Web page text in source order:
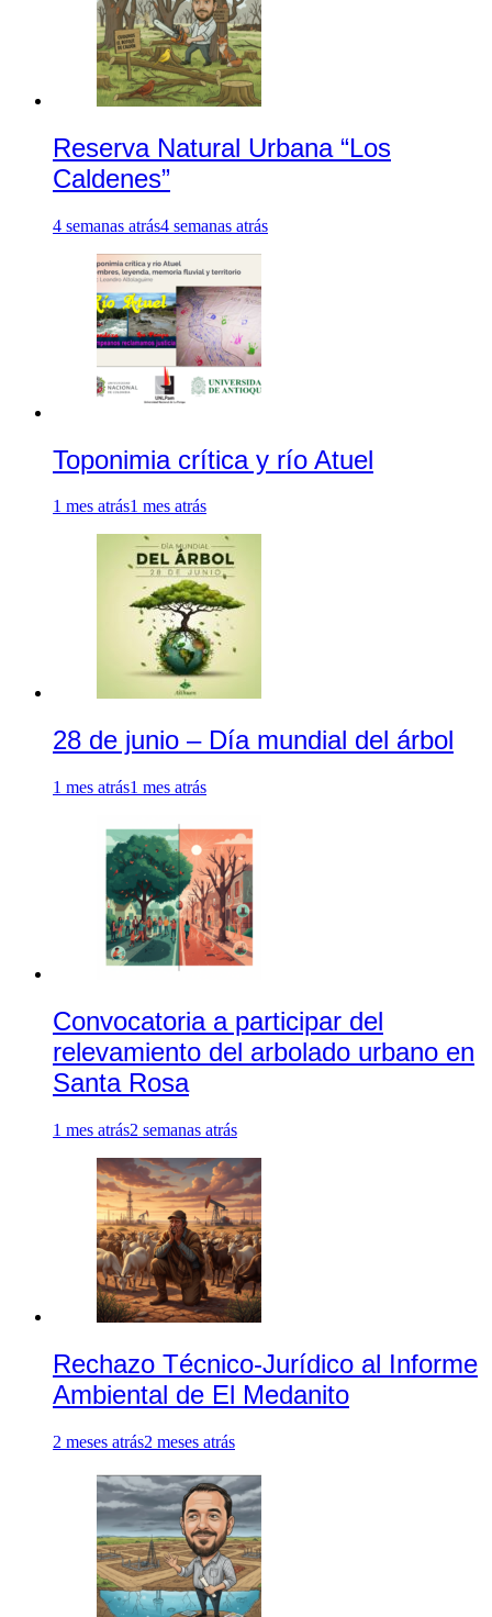
Reserva Natural Urbana “Los
Caldenes”
4 semanas atrás4 semanas atrás
Toponimia crítica y río Atuel
1 mes atrás1 mes atrás
28 de junio – Día mundial del árbol
1 mes atrás1 mes atrás
Convocatoria a participar del
relevamiento del arbolado urbano en
Santa Rosa
1 mes atrás2 semanas atrás
Rechazo Técnico-Jurídico al Informe
Ambiental de El Medanito
2 meses atrás2 meses atrás